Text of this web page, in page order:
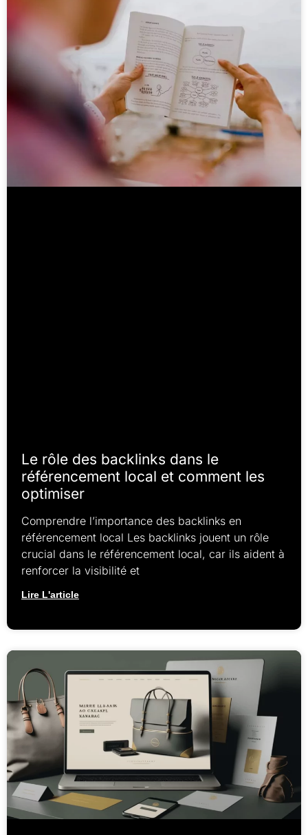
Le rôle des backlinks dans le
référencement local et comment les
optimiser
Comprendre l’importance des backlinks en
référencement local Les backlinks jouent un rôle
crucial dans le référencement local, car ils aident à
renforcer la visibilité et
Lire L'article